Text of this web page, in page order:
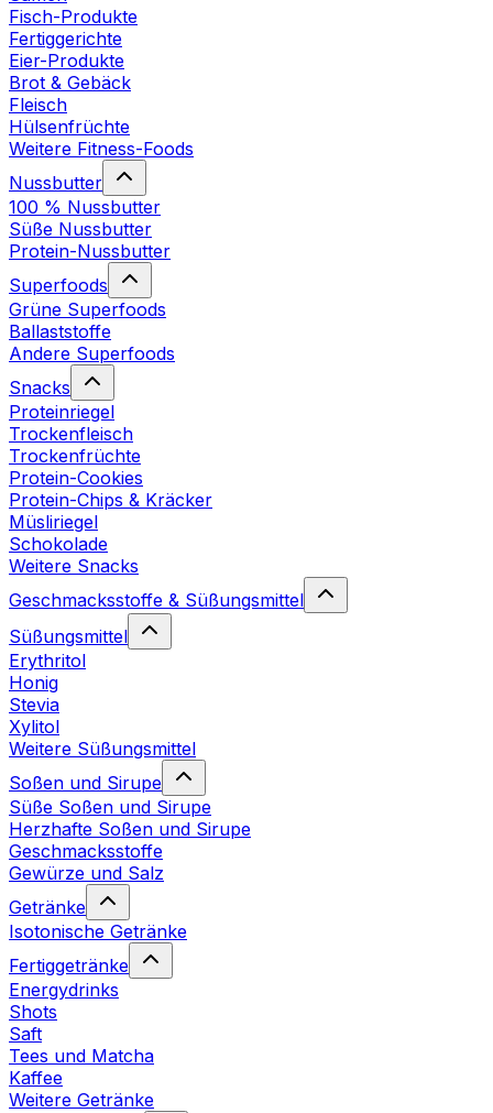
Fisch-Produkte
Fertiggerichte
Eier-Produkte
Brot & Gebäck
Fleisch
Hülsenfrüchte
Weitere Fitness-Foods
Nussbutter
100 % Nussbutter
Süße Nussbutter
Protein-Nussbutter
Superfoods
Grüne Superfoods
Ballaststoffe
Andere Superfoods
Snacks
Proteinriegel
Trockenfleisch
Trockenfrüchte
Protein-Cookies
Protein-Chips & Kräcker
Müsliriegel
Schokolade
Weitere Snacks
Geschmacksstoffe & Süßungsmittel
Süßungsmittel
Erythritol
Honig
Stevia
Xylitol
Weitere Süßungsmittel
Soßen und Sirupe
Süße Soßen und Sirupe
Herzhafte Soßen und Sirupe
Geschmacksstoffe
Gewürze und Salz
Getränke
Isotonische Getränke
Fertiggetränke
Energydrinks
Shots
Saft
Tees und Matcha
Kaffee
Weitere Getränke